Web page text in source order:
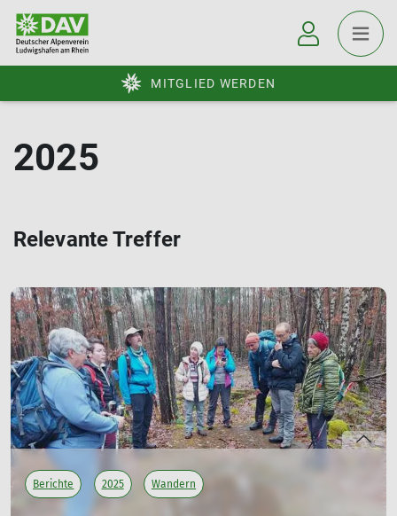
MITGLIED WERDEN
2025
Relevante Treffer
Berichte 2025 Wandern